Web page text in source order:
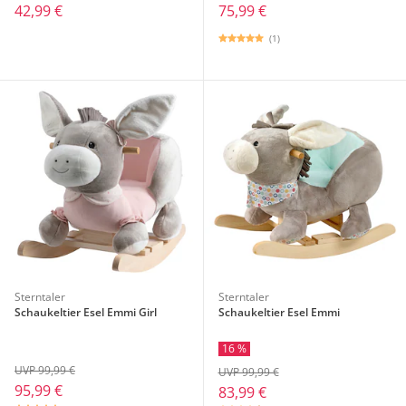
42,99 € 75,99 €
(1)
Sterntaler
Schaukeltier Esel Emmi Girl
95,99 €
UVP 99,99 €
Sterntaler
Schaukeltier Esel Emmi
16 %
83,99 €
UVP 99,99 €